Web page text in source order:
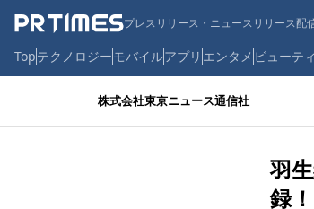
プレスリリース・ニュースリリース配
Topテクノロジーモバイルアプリ エンタメ ビューテ
株式会社東京ニュース通信社
羽
録